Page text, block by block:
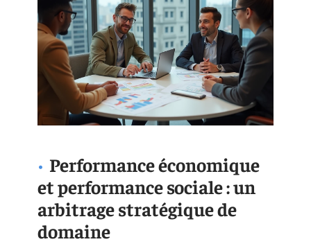
Performance économique
et performance sociale : un
arbitrage stratégique de
domaine